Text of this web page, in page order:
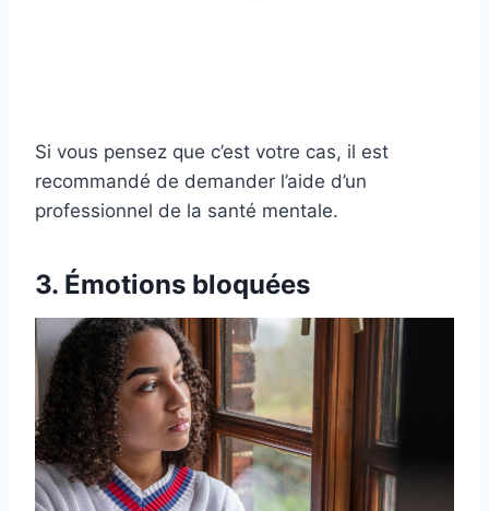
Si vous pensez que c’est votre cas, il est
recommandé de demander l’aide d’un
professionnel de la santé mentale.
3. Émotions bloquées